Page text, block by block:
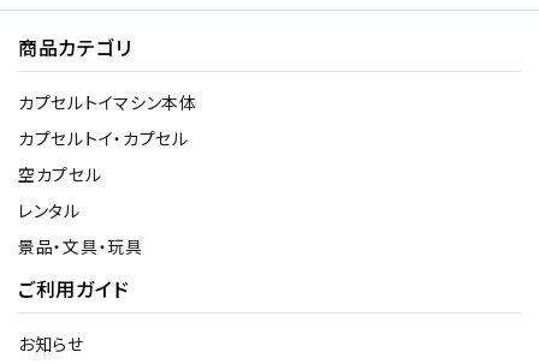
商品カテゴリ
カプセルトイマシン本体
カプセルトイ・カプセル
空カプセル
レンタル
景品・文具・玩具
ご利用ガイド
お知らせ